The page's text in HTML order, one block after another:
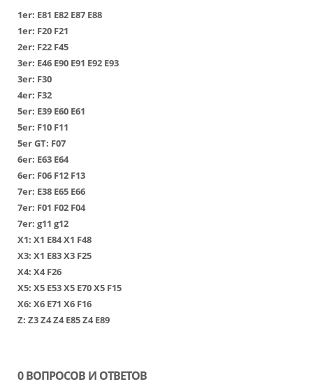
1er: Е81 Е82 Е87 Е88
1er: F20 F21
2er: F22 F45
3er: Е46 Е90 Е91 Е92 Е93
3er: F30
4er: F32
5er: Е39 Е60 Е61
5er: F10 F11
5er GT: F07
6er: Е63 Е64
6er: F06 F12 F13
7er: Е38 Е65 Е66
7er: F01 F02 F04
7er: g11 g12
Х1: Х1 Е84Х1 F48
Х3: Х1 Е83Х3 F25
Х4: Х4 F26
Х5: Х5 Е53Х5 Е70Х5 F15
Х6: Х6 Е71 Х6 F16
Z: Z3Z4Z4 E85Z4 E89
0 ВОПРОСОВ И ОТВЕТОВ